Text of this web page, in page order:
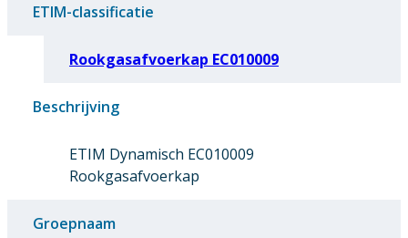
ETIM-classificatie
Rookgasafvoerkap EC010009
Beschrijving
ETIM Dynamisch EC010009
Rookgasafvoerkap
Groepnaam